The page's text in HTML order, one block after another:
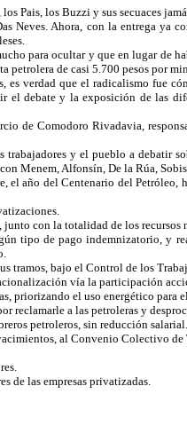
Pais, los Buzzi y sus secuaces
Neves. Ahora, con la entrega ya
para ocultar y que en lugar
petrolera de casi 5.700 pesos por
es verdad que el radicalismo fue
debate y la exposición de las
de Comodoro Rivadavia,
y el pueblo a debatir
Menem, Alfonsín, De la Rúa,
el año del Centenario del
con la totalidad de los recursos
tipo de pago indemnizatorio, y
tramos, bajo el Control de los
vía la participación
priorizando el uso energético
reclamarle a las petroleras y
petroleros, sin reducción salarial.
al Convenio Colectivo
de las empresas privatizadas.